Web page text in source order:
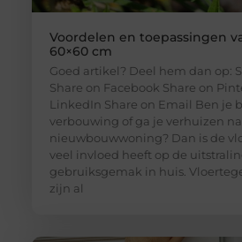
Voordelen en toepassingen
60×60 cm
Goed artikel? Deel hem dan op:
Share on Facebook Share on
LinkedIn Share on Email Ben je
verbouwing of ga je verhuizen
nieuwbouwwoning? Dan is de
veel invloed heeft op de
gebruiksgemak in huis.
zijn al